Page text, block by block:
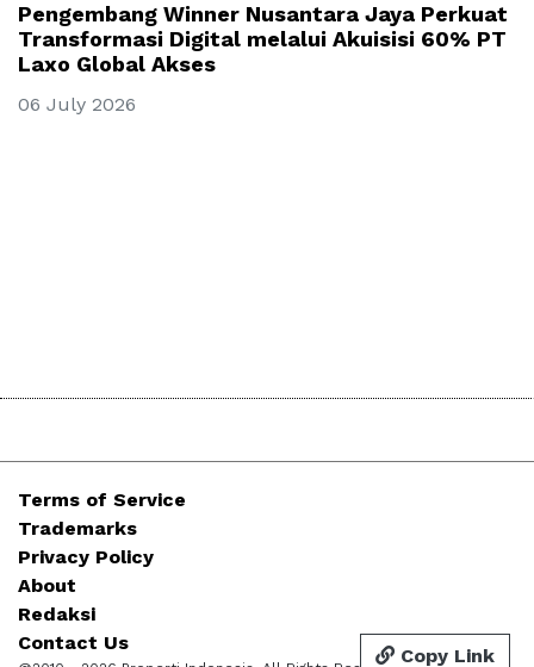
Pengembang Winner Nusantara Jaya Perkuat
Transformasi Digital melalui Akuisisi 60% PT
Laxo Global Akses
06 July 2026
Terms of Service
Trademarks
Privacy Policy
About
Redaksi
Contact Us
Copy Link